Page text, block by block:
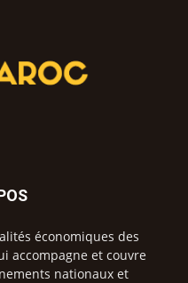
économiques des
accompagne et couvre
nationaux et